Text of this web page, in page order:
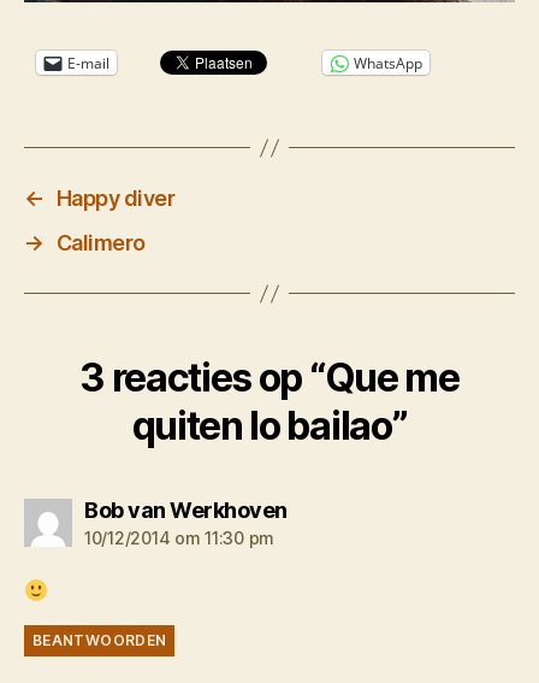
E-mail WhatsApp
←
Happy diver
→
Calimero
3 reacties op “Que me
quiten lo bailao”
Bob van Werkhovenzegt:
10/12/2014 om 11:30 pm
BEANTWOORDEN